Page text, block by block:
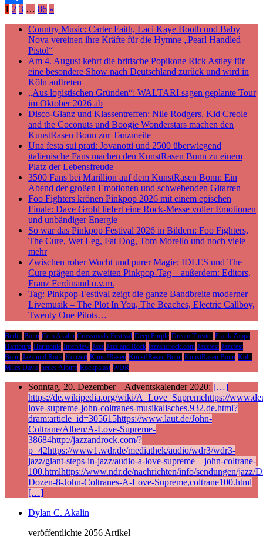
Teilen
1 2 3 … 86 »
Country Music: Carter Faith, Laci Kaye Booth und Baby
Nova vereinen ihre Kräfte für die Hymne „Pearl Handled
Pistol“
Am 4. August kehrt die britische Popikone Rick Astley für
eine besondere Show nach Deutschland zurück und wird in
Köln auftreten
„Aus logistischen Gründen“: WALTARI sagen geplante Tour
im Oktober 2026 ab
Disco-Glanz und Klassentreffen: Nile Rodgers, Kid Creole
and the Coconuts und Boogie Wonderstars machen den
KunstRasen Bonn zur Tanzmeile
Una festa sui prati: Jovanotti und 2500 überwiegend
italienische Fans machen den KunstRasen Bonn zu einem
Platz der Lebensfreude
3500 Fans bei Marillion auf dem KunstRasen Bonn: Ein
Abend der großen Emotionen und schwebenden Gitarren
Foo Fighters krönen Pinkpop 2026 mit einem epischen
Finale: Dave Grohl liefert eine Rock-Messe voller Emotionen
und unbändiger Energie
So war das Pinkpop Festival 2026 in Bildern: Foo Fighters,
The Cure, Wet Leg, Fat Dog, Tom Morello und noch viele
mehr
Zwischen roher Wucht und purer Magie: IDLES und The
Cure prägen den zweiten Pinkpop-Tag – außerdem: Editors,
Franz Ferdinand u.v.m.
Tag: Pinkpop-Festival zeigt die ganze Bandbreite moderner
Livemusik – The Plot In You, The Beaches, Electric Callboy,
Twenty One Pilots…
Berlin Bonn Cem Akalin Crossroads Festival Deep Purple Dream Theater Frank Zappa
Hamburg Harmonie Interview Jazz Jazz and Rock jazzandrock.com Jazzfest Jazzfest
Bonn Jazz und Rock Konzert Kunst!Rasen Kunst!Rasen Bonn KunstRasen Bonn Köln
Miles Davis neues Album Rockpalast WDR
Sonntag, 20. Dezember – Adventskalender 2020: […]
https://de.wikipedia.org/wiki/A_Love_Supremehttps://
love-supreme-john-coltranes-musikalisches.932.de.html?
dram:article_id=305615https://www.laut.de/John-
Coltrane/Alben/A-Love-Supreme-
38684http://jazzandrock.com/?
p=42https://www1.wdr.de/mediathek/audio/wdr3/wdr3-
jazz/giant-steps-in-jazz/audio-a-love-supreme—john-coltrane-
100.htmlhttps://www.ndr.de/nachrichten/info/sendungen/jazz/
Dozen-8-John-Coltranes-A-Love-Supreme,coltrane100.html
[…]
Dylan C. Akalin
veröffentlichte 2056 Artikel